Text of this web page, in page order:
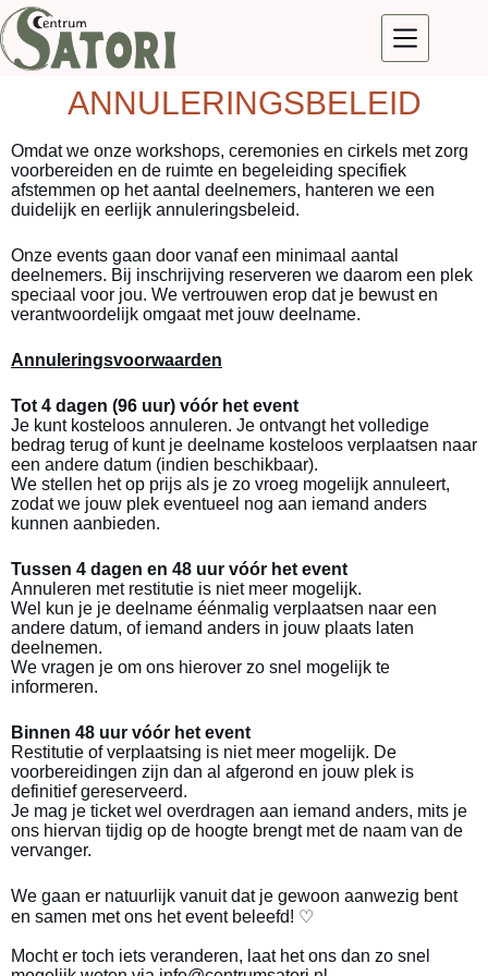
ANNULERINGSBELEID
Omdat we onze workshops, ceremonies en cirkels met zorg
voorbereiden en de ruimte en begeleiding specifiek
afstemmen op het aantal deelnemers, hanteren we een
duidelijk en eerlijk annuleringsbeleid.
Onze events gaan door vanaf een minimaal aantal
deelnemers. Bij inschrijving reserveren we daarom een plek
speciaal voor jou. We vertrouwen erop dat je bewust en
verantwoordelijk omgaat met jouw deelname.
Annuleringsvoorwaarden
Tot 4 dagen (96 uur) vóór het event
Je kunt kosteloos annuleren. Je ontvangt het volledige
bedrag terug of kunt je deelname kosteloos verplaatsen naar
een andere datum (indien beschikbaar).
We stellen het op prijs als je zo vroeg mogelijk annuleert,
zodat we jouw plek eventueel nog aan iemand anders
kunnen aanbieden.
Tussen 4 dagen en 48 uur vóór het event
Annuleren met restitutie is niet meer mogelijk.
Wel kun je je deelname éénmalig verplaatsen naar een
andere datum, of iemand anders in jouw plaats laten
deelnemen.
We vragen je om ons hierover zo snel mogelijk te
informeren.
Binnen 48 uur vóór het event
Restitutie of verplaatsing is niet meer mogelijk. De
voorbereidingen zijn dan al afgerond en jouw plek is
definitief gereserveerd.
Je mag je ticket wel overdragen aan iemand anders, mits je
ons hiervan tijdig op de hoogte brengt met de naam van de
vervanger.
We gaan er natuurlijk vanuit dat je gewoon aanwezig bent
en samen met ons het event beleefd! ♡
Mocht er toch iets veranderen, laat het ons dan zo snel